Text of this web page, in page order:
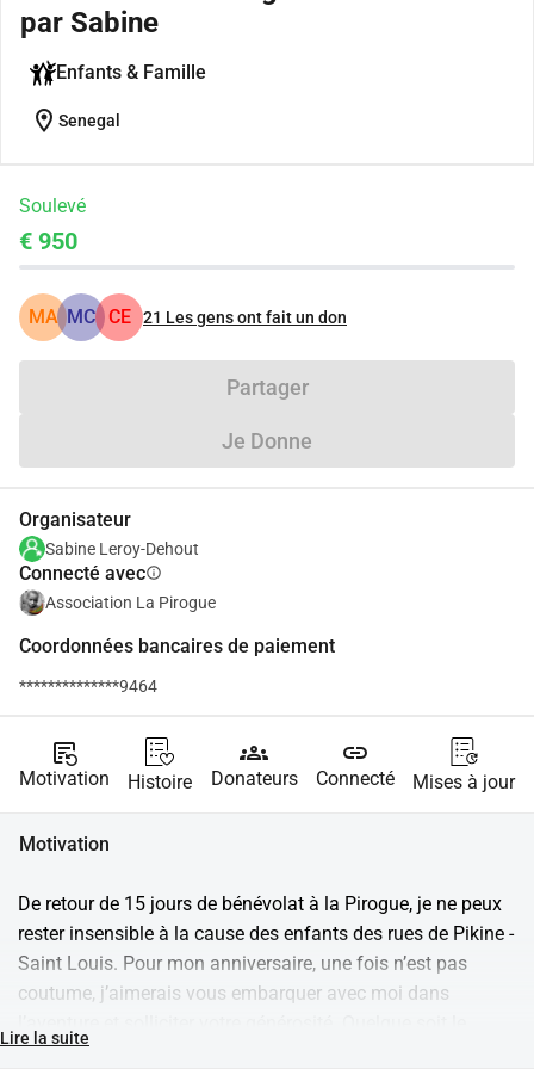
par Sabine
Enfants & Famille
location_on Senegal
Soulevé
€ 950
MA MC CE 21 Les gens ont fait un don
Partager
Je Donne
Organisateur
Sabine Leroy-Dehout
Connecté avecinfo
Association La Pirogue
Coordonnées bancaires de paiement
**************9464
source_notes
Motivation Histoire
groups
Donateurs
link
Connecté Mises à jour
Motivation
De retour de 15 jours de bénévolat à la Pirogue, je ne peux
rester insensible à la cause des enfants des rues de Pikine -
Saint Louis. Pour mon anniversaire, une fois n’est pas
coutume, j’aimerais vous embarquer avec moi dans
montant que vous verserez, il sera utilement utilisé par la
Lire la suite